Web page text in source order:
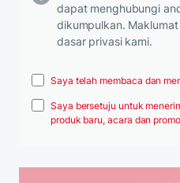
dapat menghubungi
dikumpulkan.
dasar privasi kami.
Saya telah membaca dan
Saya bersetuju untuk
produk baru, acara dan